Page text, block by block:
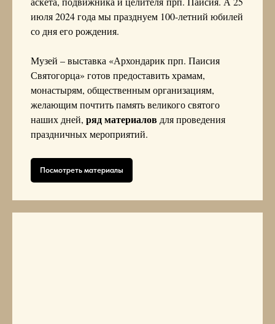
июля 2024 года мы празднуем 100-летний юбилей
со дня его рождения.
Музей – выставка «Архондарик прп. Паисия
Святогорца» готов предоставить храмам,
монастырям, общественным организациям,
желающим почтить память великого святого
наших дней, ряд материаловдля проведения
праздничных мероприятий.
Посмотреть материалы